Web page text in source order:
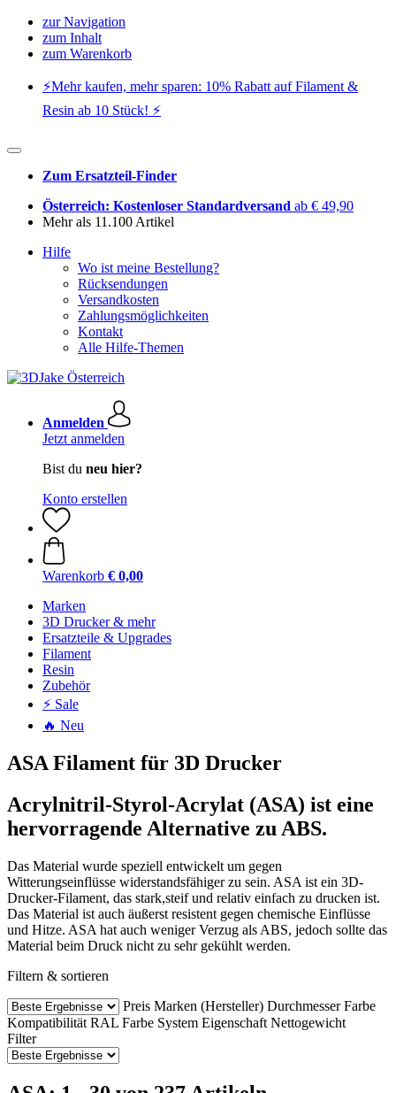
zur Navigation
zum Inhalt
zum Warenkorb
⚡️Mehr kaufen, mehr sparen: 10% Rabatt auf Filament &
Resin ab 10 Stück! ⚡️
Zum Ersatzteil-Finder
Österreich: Kostenloser Standardversand ab € 49,90
Mehr als 11.100 Artikel
Hilfe
Wo ist meine Bestellung?
Rücksendungen
Versandkosten
Zahlungsmöglichkeiten
Kontakt
Alle Hilfe-Themen
Anmelden
Jetzt anmelden
Bist du neu hier?
Konto erstellen
Warenkorb € 0,00
Marken
3D Drucker & mehr
Ersatzteile & Upgrades
Filament
Resin
Zubehör
⚡ Sale
🔥 Neu
ASA Filament für 3D Drucker
Acrylnitril-Styrol-Acrylat (ASA) ist eine
hervorragende Alternative zu ABS.
Das Material wurde speziell entwickelt um gegen
Witterungseinflüsse widerstandsfähiger zu sein. ASA ist ein 3D-
Drucker-Filament, das stark,steif und relativ einfach zu drucken ist.
Das Material ist auch äußerst resistent gegen chemische Einflüsse
und Hitze. ASA hat auch weniger Verzug als ABS, jedoch sollte das
Material beim Druck nicht zu sehr gekühlt werden.
Filtern & sortieren
Preis Marken (Hersteller) Durchmesser Farbe
Kompatibilität RAL Farbe System Eigenschaft Nettogewicht
Filter